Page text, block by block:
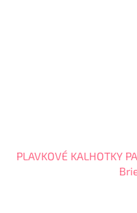
PLAVKOVÉ KALHOTKY